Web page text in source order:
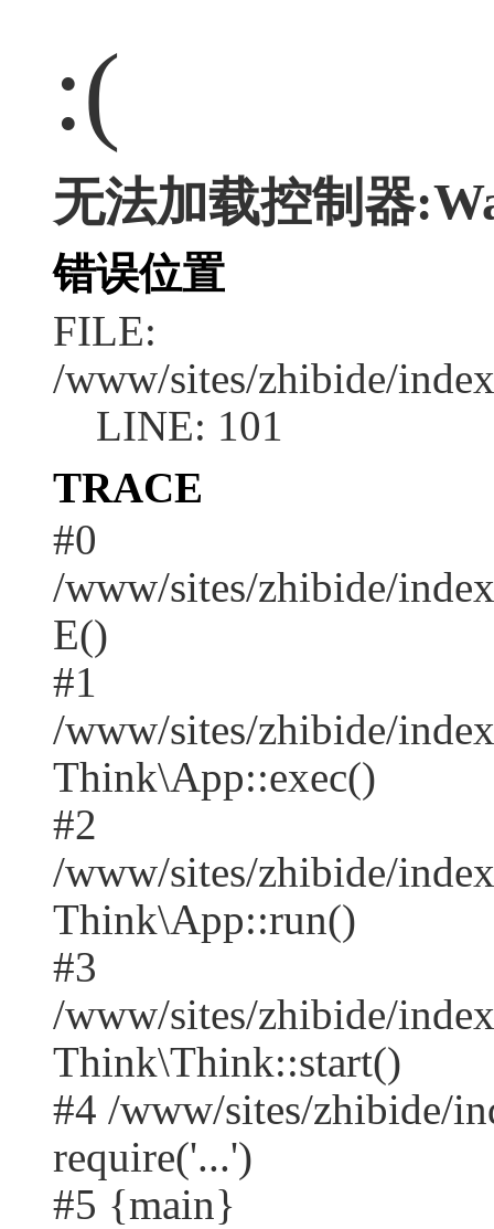
:(
无法加载控制器
错误位置
FILE:
/www/sites/zhibide/
LINE: 101
TRACE
#0
/www/sites/zhibide/
E()
#1
/www/sites/zhibide/
Think\App::exec()
#2
/www/sites/zhibide/
Think\App::run()
#3
/www/sites/zhibide/
Think\Think::start()
#4 /www/sites/zhibide/
require('...')
#5 {main}